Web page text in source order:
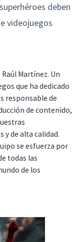
deben
videojuegos
Martínez. Un
que ha dedicado
responsable de
de contenido,
y de alta calidad.
se esfuerza por
todas las
de los